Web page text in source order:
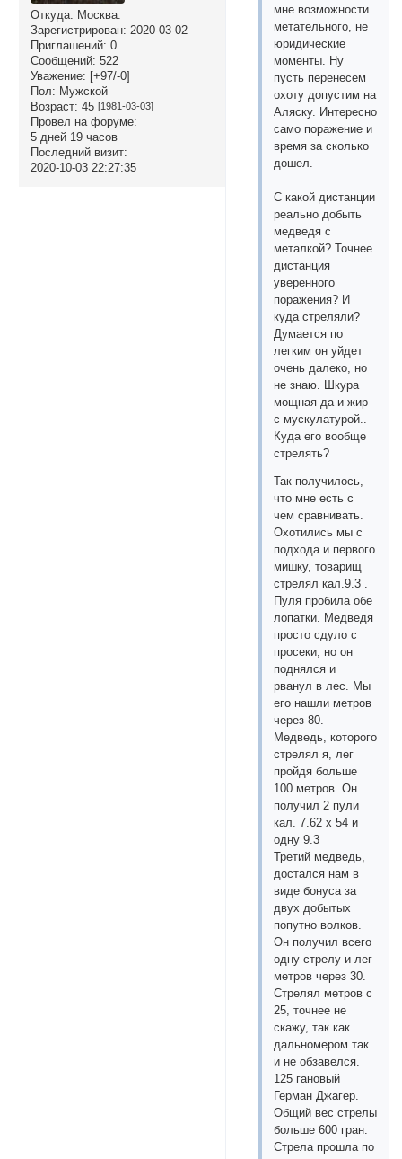
Откуда: Москва.
Зарегистрирован: 2020-03-02
Приглашений: 0
Сообщений: 522
Уважение: [+97/-0]
Пол: Мужской
Возраст: 45 [1981-03-03]
Провел на форуме:
5 дней 19 часов
Последний визит:
2020-10-03 22:27:35
мне возможности
метательного, не
юридические
моменты. Ну
пусть перенесем
охоту допустим на
Аляску. Интересно
само поражение и
время за сколько
дошел.
С какой дистанции
реально добыть
медведя с
металкой? Точнее
дистанция
уверенного
поражения? И
куда стреляли?
Думается по
легким он уйдет
очень далеко, но
не знаю. Шкура
мощная да и жир
с мускулатурой..
Куда его вообще
стрелять?
Так получилось,
что мне есть с
чем сравнивать.
Охотились мы с
подхода и первого
мишку, товарищ
стрелял кал.9.3 .
Пуля пробила обе
лопатки. Медведя
просто сдуло с
просеки, но он
поднялся и
рванул в лес. Мы
его нашли метров
через 80.
Медведь, которого
стрелял я, лег
пройдя больше
100 метров. Он
получил 2 пули
кал. 7.62 х 54 и
одну 9.3
Третий медведь,
достался нам в
виде бонуса за
двух добытых
попутно волков.
Он получил всего
одну стрелу и лег
метров через 30.
Стрелял метров с
25, точнее не
скажу, так как
дальномером так
и не обзавелся.
125 гановый
Герман Джагер.
Общий вес стрелы
больше 600 гран.
Стрела прошла по